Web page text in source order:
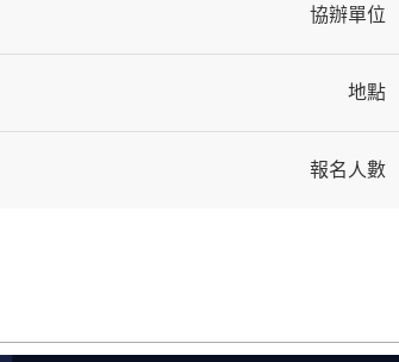
協辦單位
地點
報名人數